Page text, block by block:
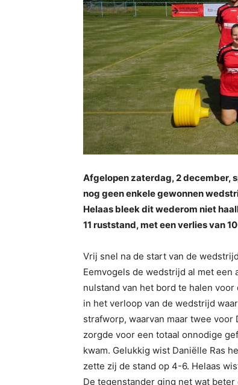
Afgelopen zaterdag, 2 december,
nog geen enkele gewonnen
Helaas bleek dit wederom niet
11 ruststand, met een verlies van
Vrij snel na de start van de
Eemvogels de wedstrijd al met een
nulstand van het bord te halen
in het verloop van de wedstrijd
strafworp, waarvan maar twee
zorgde voor een totaal onnodige
kwam. Gelukkig wist Daniëlle Ras
zette zij de stand op 4-6. Helaas
De tegenstander ging net wat